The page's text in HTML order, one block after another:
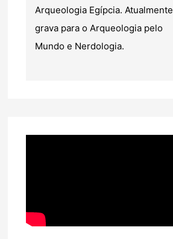
Arqueologia Egípcia. Atualmente
grava para o Arqueologia pelo
Mundo e Nerdologia.